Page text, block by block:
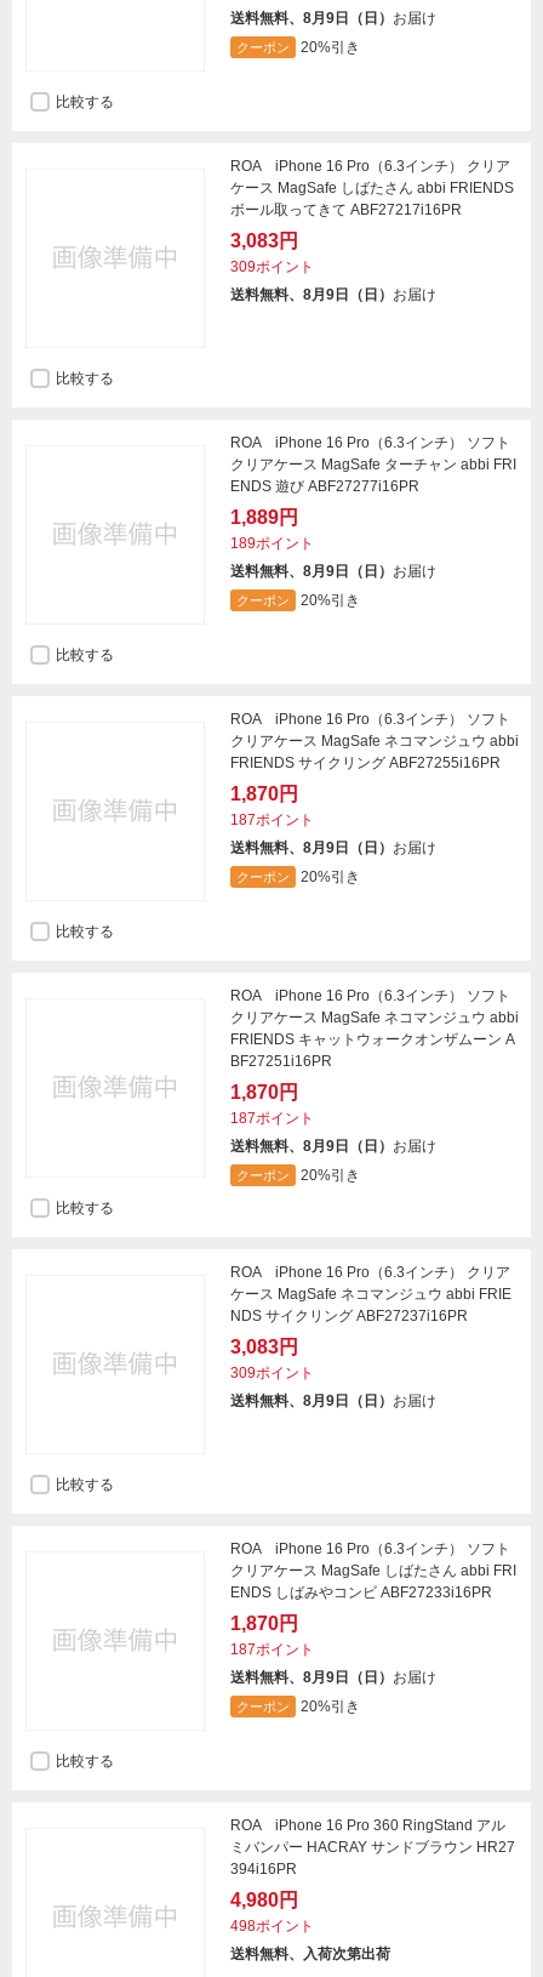
送料無料、8月9日（日） お届け
クーポン 20%引き
比較する
ROA iPhone 16 Pro（6.3インチ） クリア
ケース MagSafe しばたさん abbi FRIENDS
ボール取ってきて ABF27217i16PR
3,083円
309ポイント
送料無料、8月9日（日） お届け
比較する
ROA iPhone 16 Pro（6.3インチ） ソフト
クリアケース MagSafe ターチャン abbi FRI
ENDS 遊び ABF27277i16PR
1,889円
189ポイント
送料無料、8月9日（日） お届け
クーポン 20%引き
比較する
ROA iPhone 16 Pro（6.3インチ） ソフト
クリアケース MagSafe ネコマンジュウ abbi
FRIENDS サイクリング ABF27255i16PR
1,870円
187ポイント
送料無料、8月9日（日） お届け
クーポン 20%引き
比較する
ROA iPhone 16 Pro（6.3インチ） ソフト
クリアケース MagSafe ネコマンジュウ abbi
FRIENDS キャットウォークオンザムーン A
BF27251i16PR
1,870円
187ポイント
送料無料、8月9日（日） お届け
クーポン
20%引き
比較する
ROA iPhone 16 Pro（6.3インチ） クリア
ケース MagSafe ネコマンジュウ abbi FRIE
NDS サイクリング ABF27237i16PR
3,083円
309ポイント
送料無料、8月9日（日） お届け
比較する
ROA iPhone 16 Pro（6.3インチ） ソフト
クリアケース MagSafe しばたさん abbi FRI
ENDS しばみやコンビ ABF27233i16PR
1,870円
187ポイント
送料無料、8月9日（日） お届け
クーポン 20%引き
比較する
ROA iPhone 16 Pro 360 RingStand アル
ミバンパー HACRAY サンドブラウン HR27
394i16PR
4,980円
498ポイント
送料無料、入荷次第出荷